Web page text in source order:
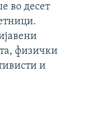
во десет
физички
и